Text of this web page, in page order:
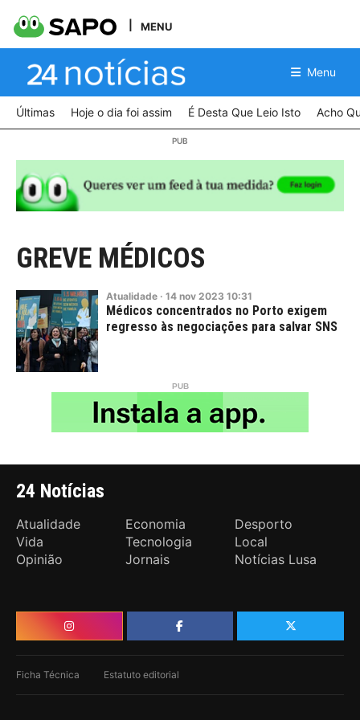
MENU
Menu
Últimas Hoje o dia foi assim É Desta Que Leio Isto Acho
GREVE MÉDICOS
Atualidade · 14 nov 2023 10:31
Médicos concentrados no Porto exigem
regresso às negociações para salvar SNS
24 Notícias
Atualidade Economia
Desporto
Vida
Tecnologia
Local
Opinião
Jornais Notícias Lusa
Ficha Técnica Estatuto editorial